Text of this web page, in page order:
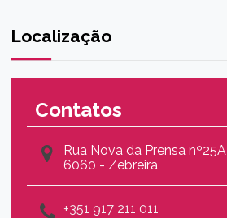
Localização
Contatos
Rua Nova da Prensa nº25A
6060 - Zebreira
+351 917 211 011